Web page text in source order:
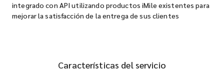
integrado con API utilizando productos iMile existentes para
mejorar la satisfacción de la entrega de sus clientes
Características del servicio